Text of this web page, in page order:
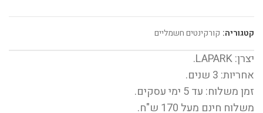
קטגוריה: קורקינטים חשמליים
יצרן: LAPARK.
אחריות: 3 שנים.
זמן משלוח: עד 5 ימי עסקים.
משלוח חינם מעל 170 ש"ח.